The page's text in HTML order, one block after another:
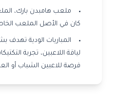
ملعب هامبدن بارك،
كان في الأصل الملعب
المباريات الودية
لياقة اللاعبين، تجربة
فرصة للاعبين الشباب أو